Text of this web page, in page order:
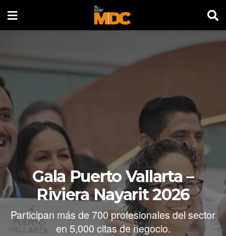
Gala Puerto Vallarta –
Riviera Nayarit 2026
Participan más de 700 profesionales del sector
en 5,000 citas de negocio.